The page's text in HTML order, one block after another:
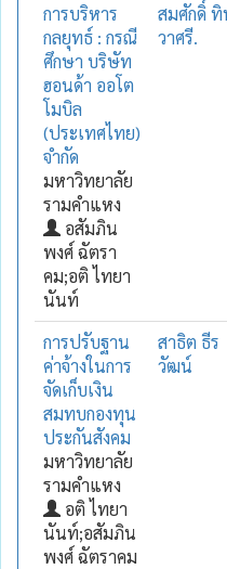
การบริหาร
กลยุทธ์ : กรณี
ศึกษา บริษัท
ฮอนด้า ออโต
โมบิล
(ประเทศไทย)
จำกัด
มหาวิทยาลัย
รามคำแหง
อสัมภิน
พงศ์ ฉัตรา
คม;อติ ไทยา
นันท์
สมศักดิ์
วาศรี.
การปรับฐาน
ค่าจ้างในการ
จัดเก็บเงิน
สมทบกองทุน
ประกันสังคม
มหาวิทยาลัย
รามคำแหง
อติ ไทยา
นันท์;อสัมภิน
พงศ์ ฉัตราคม
สาธิต ธีร
วัฒน์